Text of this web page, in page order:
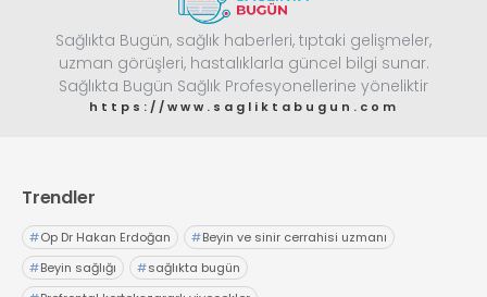
Sağlıkta Bugün, sağlık haberleri, tıptaki gelişmeler,
uzman görüşleri, hastalıklarla güncel bilgi sunar.
Sağlıkta Bugün Sağlık Profesyonellerine yöneliktir
https://www.sagliktabugun.com
Trendler
#Op Dr Hakan Erdoğan #Beyin ve sinir cerrahisi uzmanı
#Beyin sağlığı #sağlıkta bugün